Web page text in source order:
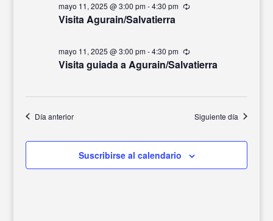
Visita Agurain/Salvatierra
mayo 11, 2025 @ 3:00 pm-4:30 pm Recurrente
Visita guiada a Agurain/Salvatierra
mayo 11, 2025 @ 3:00 pm-4:30 pm Recurrente
Día anterior Siguiente día
Suscribirse al calendario